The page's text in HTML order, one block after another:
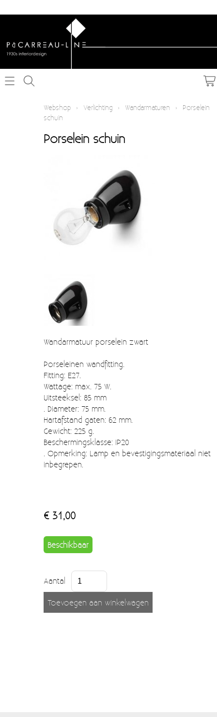
Deur- en raambeslag
Kapstokken & Haken
Meubelgrepen
Voorraadbakjes
Kastinrichting
Badkamer
Keuken accessoires
Smeg 50s klein elektro
Afvalemmers
Emaille
Moccamaster (De beste kop koffie sinds 1968)
Vintage
Verzendkosten
Webshop › Verlichting › Wandarmaturen ›
Porselein
schuin
Porselein schuin
Wandarmatuur porselein zwart
Porseleinen wandfitting.
Fitting: E27.
Wattage: max. 75 W.
Uitsteeksel: 85 mm
. Diameter: 75 mm.
Hartafstand gaten: 62 mm.
Gewicht: 225 g.
Beschermingsklasse: IP20
. Opmerking: Lamp en bevestigingsmateriaal niet
inbegrepen.
€ 31,00
Beschikbaar
Aantal